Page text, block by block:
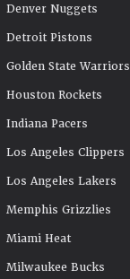
Denver Nuggets
Detroit Pistons
Golden State Warriors
Houston Rockets
Indiana Pacers
Los Angeles Clippers
Los Angeles Lakers
Memphis Grizzlies
Miami Heat
Milwaukee Bucks